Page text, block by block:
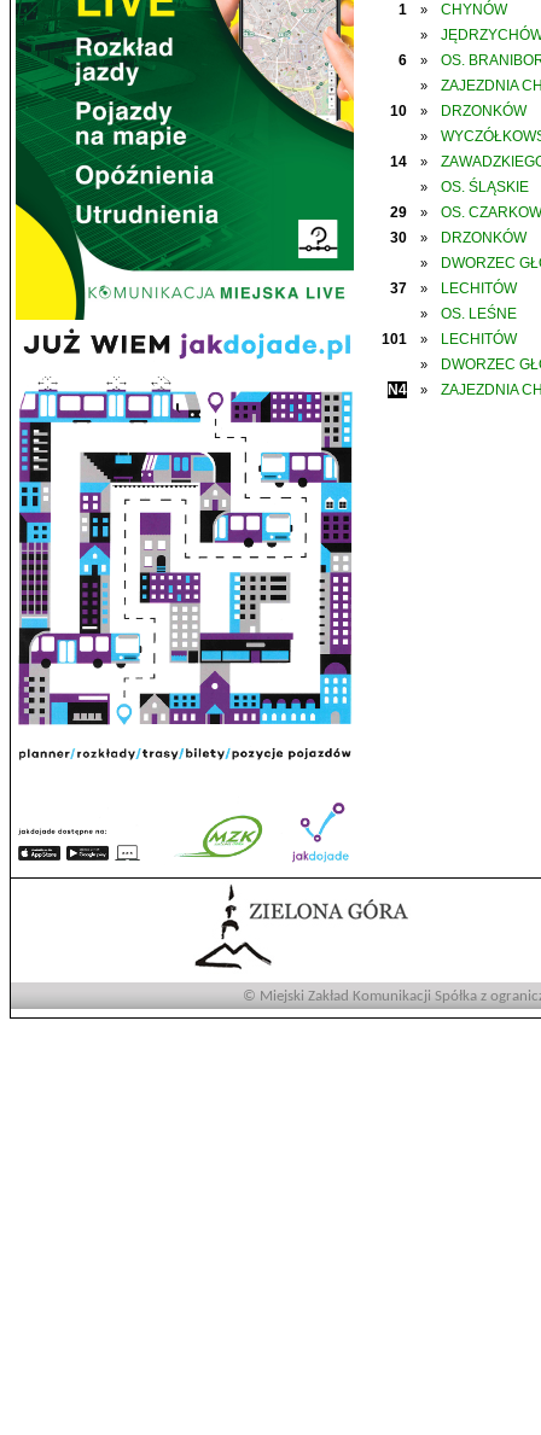
1 » CHYNÓW
»
6
» OS.
»
ZAJEZDNIA
10
» DRZONKÓW
»
14
»
»
OS. ŚLĄSKIE
29
»
OS.
30
» DRZONKÓW
»
DWORZEC
37
» LECHITÓW
»
OS. LEŚNE
101
» LECHITÓW
»
DWORZEC
N4
» ZAJEZDNIA
© Miejski Zakład Komunikacji Spółka z